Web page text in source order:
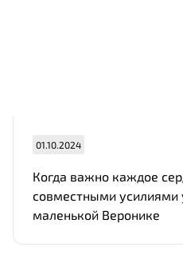
01.10.2024
Когда важно каждое
совместными усилиями
маленькой Веронике